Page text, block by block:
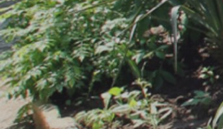
от 3000 руб.